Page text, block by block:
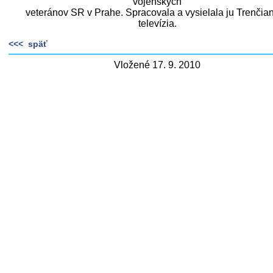
veteránov SR v Prahe. Spracovala a vysielala ju
televízia.
<<< späť
Vložené 17. 9. 2010